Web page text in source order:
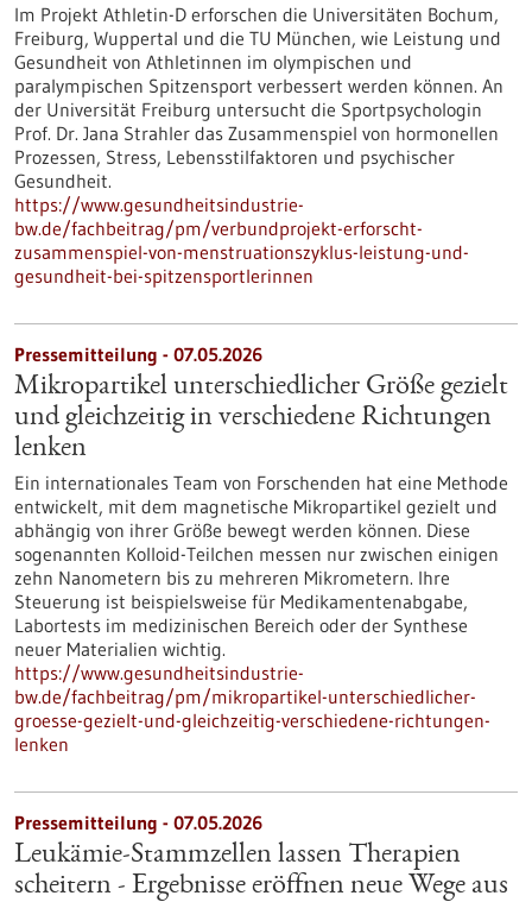
Im Projekt Athletin-D erforschen die Universitäten Bochum,
Freiburg, Wuppertal und die TU München, wie Leistung und
Gesundheit von Athletinnen im olympischen und
paralympischen Spitzensport verbessert werden können. An
der Universität Freiburg untersucht die Sportpsychologin
Prof. Dr. Jana Strahler das Zusammenspiel von hormonellen
Prozessen, Stress, Lebensstilfaktoren und psychischer
Gesundheit.
https://www.gesundheitsindustrie-
bw.de/fachbeitrag/pm/verbundprojekt-erforscht-
zusammenspiel-von-menstruationszyklus-leistung-und-
gesundheit-bei-spitzensportlerinnen
Pressemitteilung - 07.05.2026
Mikropartikel unterschiedlicher Größe gezielt
und gleichzeitig in verschiedene Richtungen
lenken
Ein internationales Team von Forschenden hat eine Methode
entwickelt, mit dem magnetische Mikropartikel gezielt und
abhängig von ihrer Größe bewegt werden können. Diese
sogenannten Kolloid-Teilchen messen nur zwischen einigen
zehn Nanometern bis zu mehreren Mikrometern. Ihre
Steuerung ist beispielsweise für Medikamentenabgabe,
Labortests im medizinischen Bereich oder der Synthese
neuer Materialien wichtig.
https://www.gesundheitsindustrie-
bw.de/fachbeitrag/pm/mikropartikel-unterschiedlicher-
groesse-gezielt-und-gleichzeitig-verschiedene-richtungen-
lenken
Pressemitteilung - 07.05.2026
Leukämie-Stammzellen lassen Therapien
scheitern - Ergebnisse eröffnen neue Wege aus